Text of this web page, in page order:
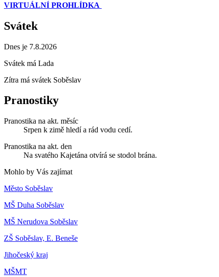
VIRTUÁLNÍ PROHLÍDKA
Svátek
Dnes je 7.8.2026
Svátek má Lada
Zítra má svátek Soběslav
Pranostiky
Pranostika na akt. měsíc
Srpen k zimě hledí a rád vodu cedí.
Pranostika na akt. den
Na svatého Kajetána otvírá se stodol brána.
Mohlo by Vás zajímat
Město Soběslav
MŠ Duha Soběslav
MŠ Nerudova Soběslav
ZŠ Soběslav, E. Beneše
Jihočeský kraj
MŠMT